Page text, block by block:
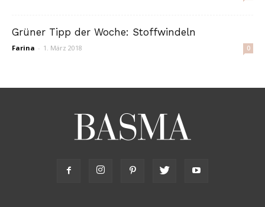
Grüner Tipp der Woche: Stoffwindeln
Farina - 1. März 2018 0